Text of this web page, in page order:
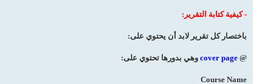
- كيفية كتابة التقرير:
باختصار كل تقرير لابد أن يحتوي على:
@
cover page وهي بدورها تحتوي على:
Course Name